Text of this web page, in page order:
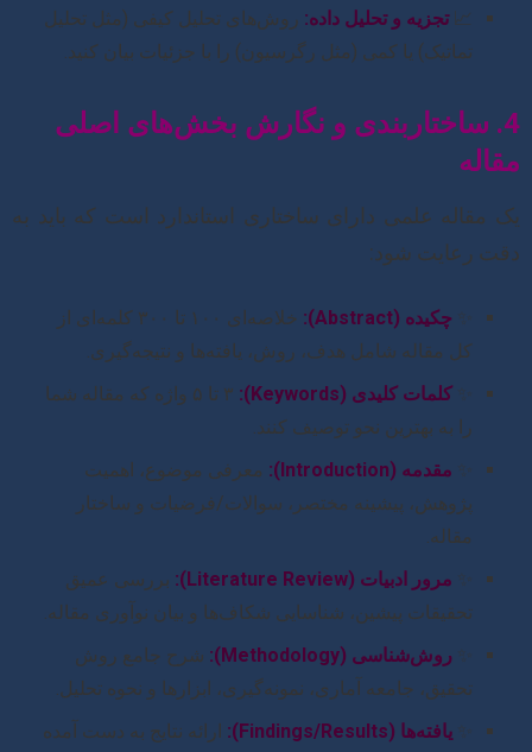
📈تجزیه و تحلیل داده: روش‌های تحلیل کیفی (مثل تحلیل
تماتیک) یا کمی (مثل رگرسیون) را با جزئیات بیان کنید.
4. ساختاربندی و نگارش بخش‌های اصلی
مقاله
یک مقاله علمی دارای ساختاری استاندارد است که باید به
دقت رعایت شود:
چکیده (Abstract):
خلاصه‌ای ۱۰۰ تا ۳۰۰ کلمه‌ای از
کل مقاله شامل هدف، روش، یافته‌ها و نتیجه‌گیری.
کلمات کلیدی (Keywords):
۳ تا ۵ واژه که مقاله شما
را به بهترین نحو توصیف کنند.
مقدمه (Introduction):
معرفی موضوع، اهمیت
پژوهش، پیشینه مختصر، سوالات/فرضیات و ساختار
مقاله.
مرور ادبیات (Literature Review):
بررسی عمیق
تحقیقات پیشین، شناسایی شکاف‌ها و بیان نوآوری مقاله.
روش‌شناسی (Methodology):
شرح جامع روش
تحقیق، جامعه آماری، نمونه‌گیری، ابزارها و نحوه تحلیل.
یافته‌ها (Findings/Results):
ارائه نتایج به دست آمده